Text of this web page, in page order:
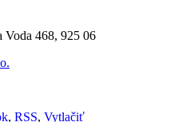
Voda 468, 925 06
, RSS, Vytlačiť